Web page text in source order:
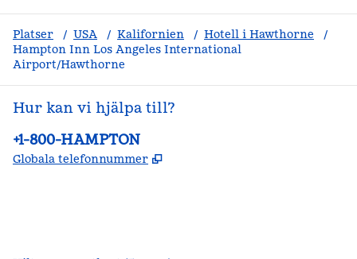
Platser / USA / Kalifornien / Hotell i Hawthorne
/
Hampton Inn Los Angeles International
Airport/Hawthorne
Hur kan vi hjälpa till?
Telefon:
+1-800-HAMPTON
Globala telefonnummer ,